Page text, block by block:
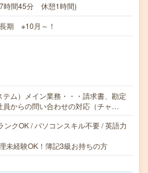
時間45分 休憩1時間)
期 ※10月～！
テム）メイン業務・・・請求書、勘定
員からの問い合わせの対応（チャ…
ンクOK / パソコンスキル不要 / 英語力
未経験OK！簿記3級お持ちの方